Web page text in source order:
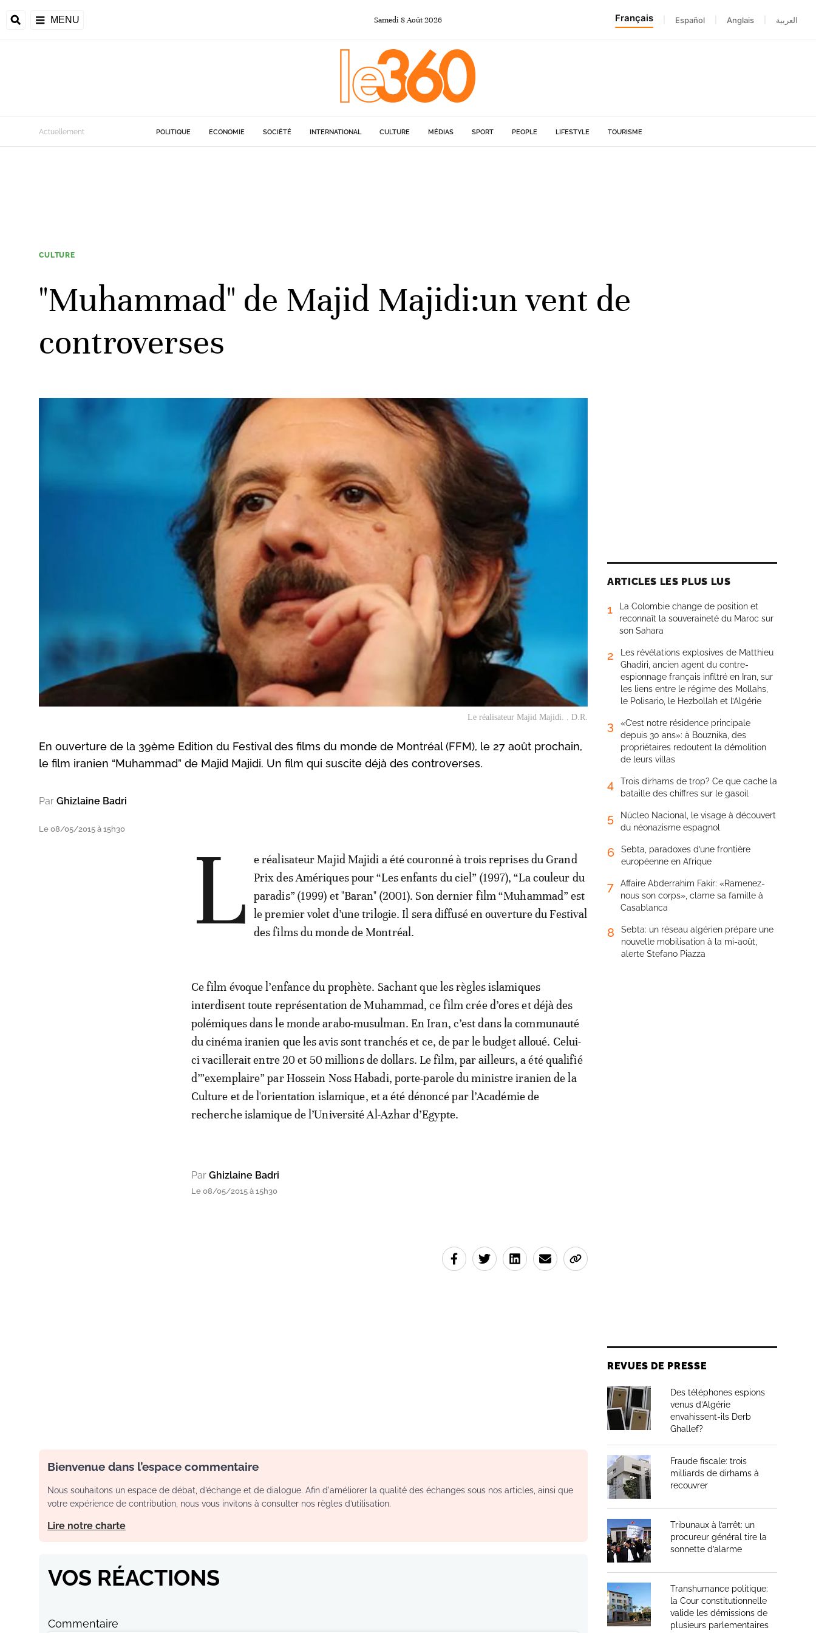
MENU Samedi 8Août2026 Français Español Anglais العربية
Actuellement POLITIQUE ECONOMIE SOCIÉTÉ INTERNATIONAL CULTURE MÉDIAS SPORT PEOPLE LIFESTYLE TOURISME
CULTURE
"Muhammad" de Majid Majidi:un vent de
controverses
Le réalisateur Majid Majidi. . D.R.
En ouverture de la 39ème Edition du Festival des films du monde de Montréal (FFM), le 27 août prochain,
le film iranien “Muhammad” de Majid Majidi. Un film qui suscite déjà des controverses.
Par Ghizlaine Badri
Le 08/05/2015 à 15h30 L
e réalisateur Majid Majidi a été couronné à trois reprises du Grand
Prix des Amériques pour “Les enfants du ciel” (1997), “La couleur du
paradis” (1999) et "Baran" (2001). Son dernier film “Muhammad” est
le premier volet d’une trilogie. Il sera diffusé en ouverture du Festival
des films du monde de Montréal.
Ce film évoque l’enfance du prophète. Sachant que les règles islamiques
interdisent toute représentation de Muhammad, ce film crée d’ores et déjà des
polémiques dans le monde arabo-musulman. En Iran, c’est dans la communauté
du cinéma iranien que les avis sont tranchés et ce, de par le budget alloué. Celui-
ci vacillerait entre 20 et 50 millions de dollars. Le film, par ailleurs, a été qualifié
d’”exemplaire” par Hossein Noss Habadi, porte-parole du ministre iranien de la
Culture et de l'orientation islamique, et a été dénoncé par l’Académie de
recherche islamique de l’Université Al-Azhar d’Egypte.
Par Ghizlaine Badri
Le 08/05/2015 à 15h30
Bienvenue dans l’espace commentaire
Nous souhaitons un espace de débat, d’échange et de dialogue. Afin d'améliorer la qualité des échanges sous nos articles, ainsi que
votre expérience de contribution, nous vous invitons à consulter nos règles d’utilisation.
Lire notre charte
VOS RÉACTIONS
Commentaire
ARTICLES LES PLUS LUS
1
La Colombie change de position et
reconnaît la souveraineté du Maroc sur
son Sahara
2
Les révélations explosives de Matthieu
Ghadiri, ancien agent du contre-
espionnage français infiltré en Iran, sur
les liens entre le régime des Mollahs,
le Polisario, le Hezbollah et l’Algérie
3
«C’est notre résidence principale
depuis 30 ans»: à Bouznika, des
propriétaires redoutent la démolition
de leurs villas
4
Trois dirhams de trop? Ce que cache la
bataille des chiffres sur le gasoil
5
Núcleo Nacional, le visage à découvert
du néonazisme espagnol
6
Sebta, paradoxes d’une frontière
européenne en Afrique
7
Affaire Abderrahim Fakir: «Ramenez-
nous son corps», clame sa famille à
Casablanca
8
Sebta: un réseau algérien prépare une
nouvelle mobilisation à la mi-août,
alerte Stefano Piazza
REVUES DE PRESSE
Des téléphones espions
venus d’Algérie
envahissent-ils Derb
Ghallef?
Fraude fiscale: trois
milliards de dirhams à
recouvrer
Tribunaux à l’arrêt: un
procureur général tire la
sonnette d’alarme
Transhumance politique:
la Cour constitutionnelle
valide les démissions de
plusieurs parlementaires